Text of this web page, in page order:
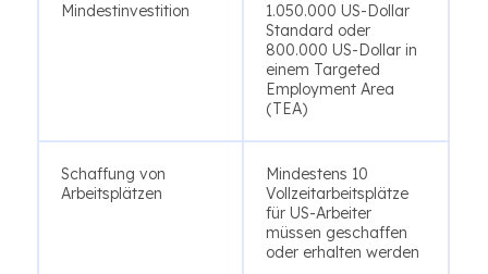
Mindestinvestition
1.050.000 US-Dollar
Standard oder
800.000 US-Dollar in
einem Targeted
Employment Area
(TEA)
Schaffung von
Arbeitsplätzen
Mindestens 10
Vollzeitarbeitsplätze
für US-Arbeiter
müssen geschaffen
oder erhalten werden